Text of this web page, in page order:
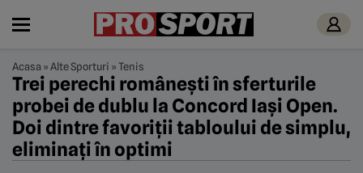
Acasa »Alte Sporturi »Tenis
Trei perechi românești în sferturile
probei de dublu la Concord Iași Open.
Doi dintre favoriții tabloului de simplu,
eliminați în optimi